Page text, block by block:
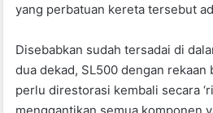
yang perbatuan kereta tersebut
Disebabkan sudah tersadai di
dua dekad, SL500 dengan rekaan
perlu direstorasi kembali secara
menggantikan semua komponen